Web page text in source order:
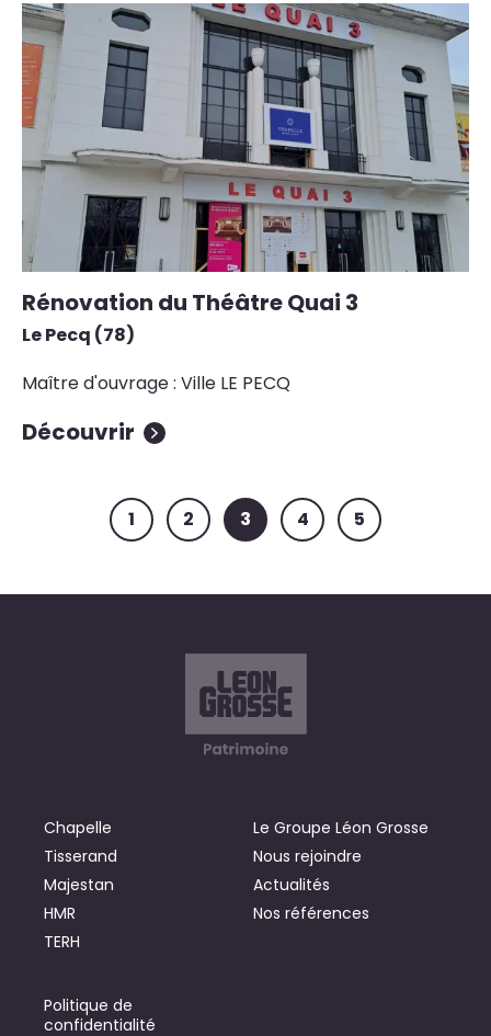
Rénovation du Théâtre Quai 3
Le Pecq (78)
Maître d'ouvrage : Ville LE PECQ
Découvrir
1 2 3 4 5
Chapelle
Tisserand
Majestan
HMR
TERH
Le Groupe Léon Grosse
Nous rejoindre
Actualités
Nos références
Politique de
confidentialité